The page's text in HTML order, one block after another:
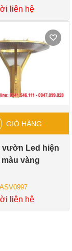
liên hệ
GIỎ HÀNG
vườn Led hiện
màu vàng
ASV0997
liên hệ